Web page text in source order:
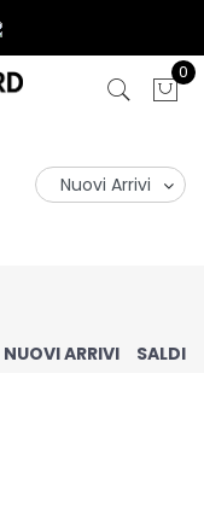
0
NUOVI ARRIVI SALDI